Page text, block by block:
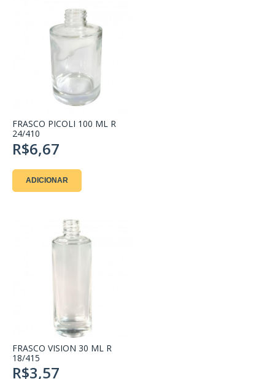
FRASCO PICOLI 100 ML R
24/410
R$6,67
ADICIONAR
FRASCO VISION 30 ML R
18/415
R$3,57